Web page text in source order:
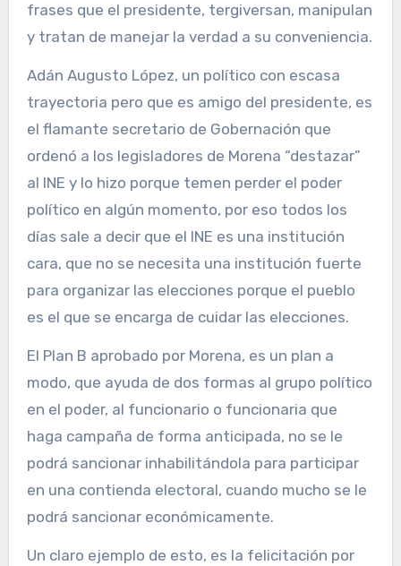
frases que el presidente, tergiversan, manipulan
y tratan de manejar la verdad a su conveniencia.
Adán Augusto López, un político con escasa
trayectoria pero que es amigo del presidente, es
el flamante secretario de Gobernación que
ordenó a los legisladores de Morena “destazar”
al INE y lo hizo porque temen perder el poder
político en algún momento, por eso todos los
días sale a decir que el INE es una institución
cara, que no se necesita una institución fuerte
para organizar las elecciones porque el pueblo
es el que se encarga de cuidar las elecciones.
El Plan B aprobado por Morena, es un plan a
modo, que ayuda de dos formas al grupo político
en el poder, al funcionario o funcionaria que
haga campaña de forma anticipada, no se le
podrá sancionar inhabilitándola para participar
en una contienda electoral, cuando mucho se le
podrá sancionar económicamente.
Un claro ejemplo de esto, es la felicitación por